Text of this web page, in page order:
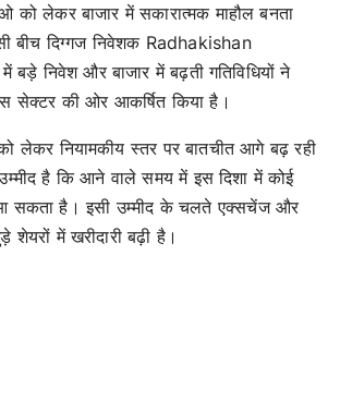
को लेकर बाजार में सकारात्मक माहौल बनता
बीच दिग्गज निवेशक Radhakishan
निवेश और बाजार में बढ़ती गतिविधियों ने
सेक्टर की ओर आकर्षित किया है।
लेकर नियामकीय स्तर पर बातचीत आगे बढ़ रही
है कि आने वाले समय में इस दिशा में कोई
सकता है। इसी उम्मीद के चलते एक्सचेंज और
में खरीदारी बढ़ी है।